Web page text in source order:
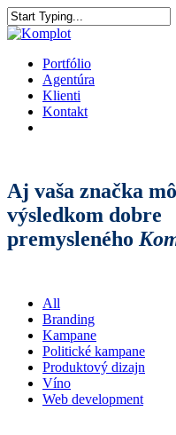
Portfólio
Agentúra
Klienti
Kontakt
Aj vaša značka
výsledkom dobre
premysleného
All
Branding
Kampane
Politické kampane
Produktový dizajn
Víno
Web development